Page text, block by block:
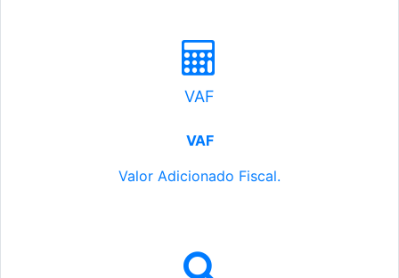
VAF
VAF
Valor Adicionado Fiscal.